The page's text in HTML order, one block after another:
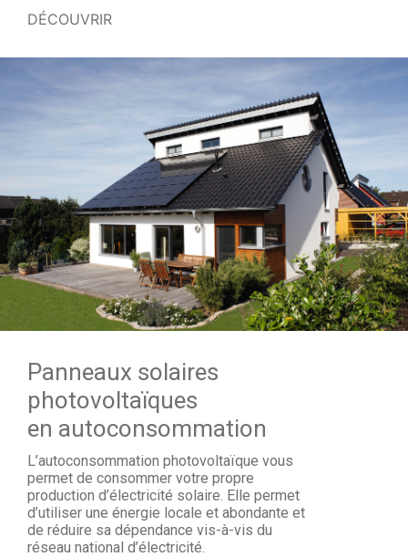
DÉCOUVRIR
Panneaux solaires
photovoltaïques
en autoconsommation
L’autoconsommation photovoltaïque vous
permet de consommer votre propre
production d’électricité solaire. Elle permet
d’utiliser une énergie locale et abondante et
de réduire sa dépendance vis-à-vis du
réseau national d’électricité.